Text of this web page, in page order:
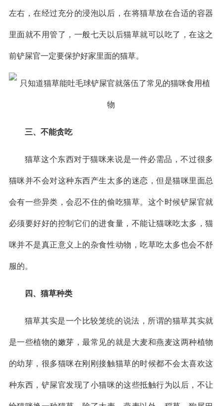
左右，在经过充分的浸泡以后，在将猫草放在合适的容器
里面就不用管了，一般七天以后猫草就可以吃了，在这之
前铲屎官一定要保护好家里面的猫草。
三、不能贪吃
猫草这个东西对于猫咪来说是一件必需品，不过很多
猫咪并不会对这种东西产生太多的迷恋，但是猫咪里面总
会有一些异类，会忍不住的偷吃猫草。这个时候铲屎官就
必须要好好的控制它们的进食量，不能让猫咪吃太多，猫
咪并不是真正意义上的杂食性动物，吃草吃太多也会不舒
服的。
四、猫草种类
猫草其实是一个比较笼统的说法，所谓的猫草其实就
是一些植物的嫩芽，最常见的就是大麦和燕麦这两种植物
的幼芽，很多猫咪在刚刚接触猫草的时候都不会太喜欢这
种东西，铲屎官发现了小猫咪的这些抵触行为以后，不让